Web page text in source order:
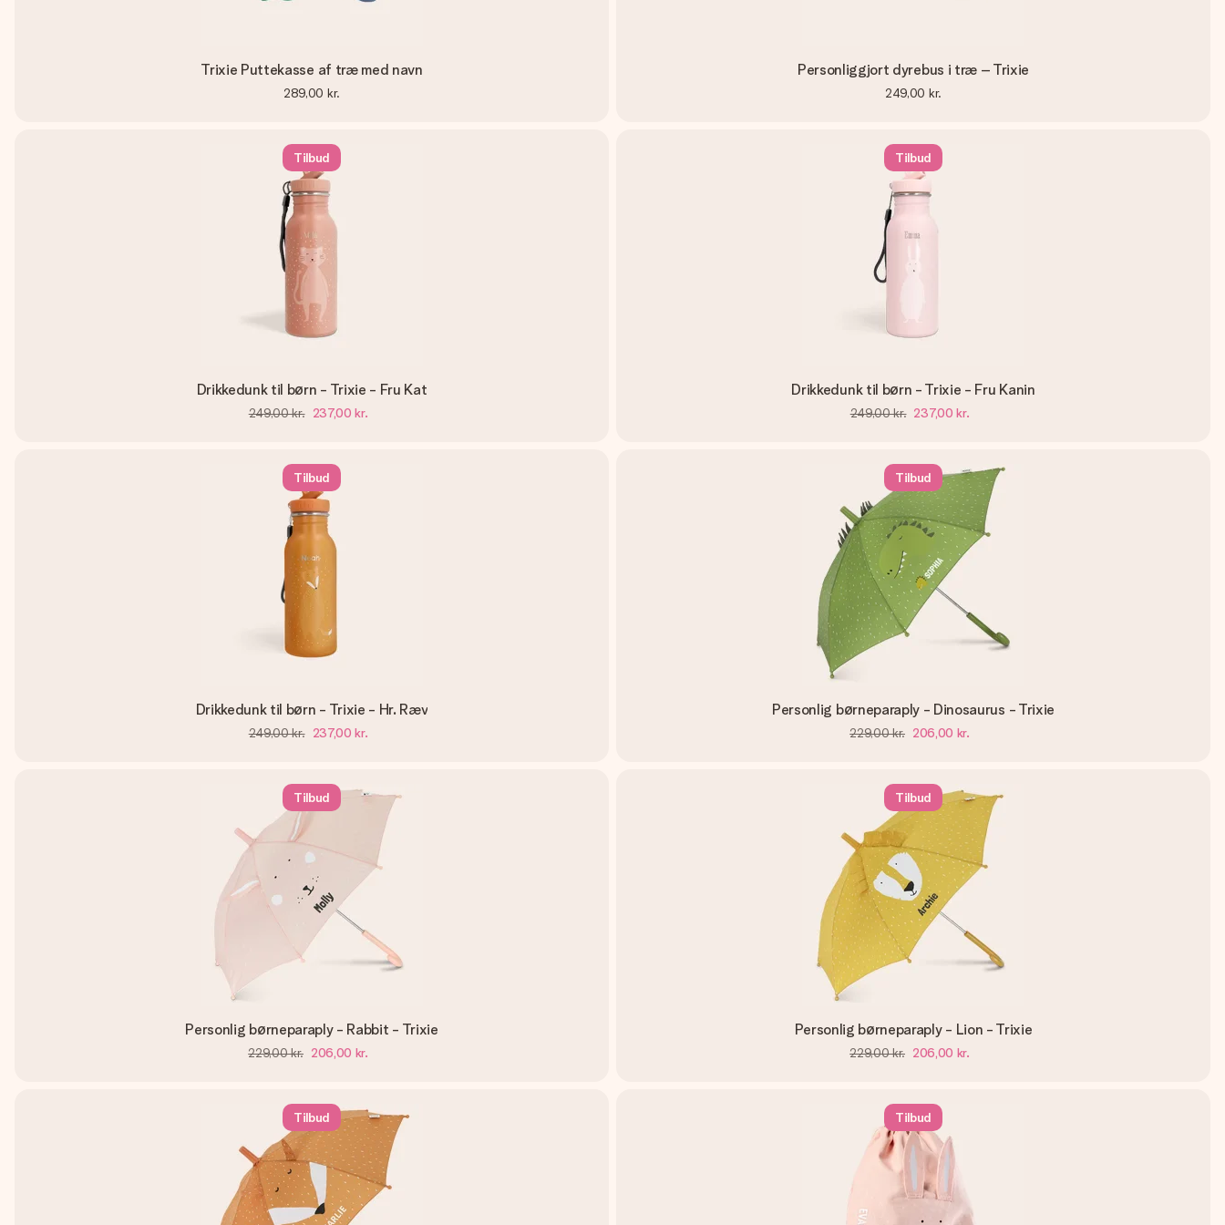
Trixie Puttekasse af træ med navn
289,00 kr.
Personliggjort dyrebus i træ – Trixie
249,00 kr.
Tilbud
Drikkedunk til børn - Trixie - Fru Kat
249,00 kr. 237,00 kr.
Tilbud
Drikkedunk til børn - Trixie - Fru Kanin
249,00 kr. 237,00 kr.
Tilbud
Drikkedunk til børn - Trixie - Hr. Ræv
249,00 kr. 237,00 kr.
Tilbud
Personlig børneparaply - Dinosaurus - Trixie
229,00 kr. 206,00 kr.
Tilbud
Personlig børneparaply - Rabbit - Trixie
229,00 kr. 206,00 kr.
Tilbud
Personlig børneparaply - Lion - Trixie
229,00 kr. 206,00 kr.
Tilbud Tilbud